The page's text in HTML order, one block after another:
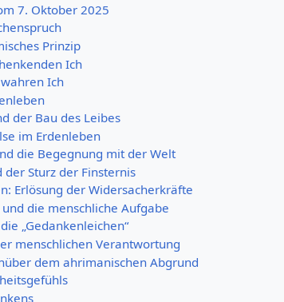
7. Oktober 2025
Prinzip
Ich
Ich
der Bau des Leibes
im Erdenleben
die Begegnung mit der Welt
Sturz der Finsternis
Erlösung der Widersacherkräfte
die menschliche Aufgabe
„Gedankenleichen“
menschlichen Verantwortung
dem ahrimanischen Abgrund